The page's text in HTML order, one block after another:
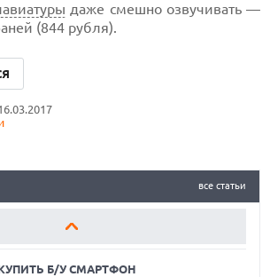
даже смешно озвучивать —
(844 рубля).
все статьи
Z40 AQUACYCLE PRO
PRO MAX 271PHW E14
PRO MAX 271PHW E14
Б/У СМАРТФОН